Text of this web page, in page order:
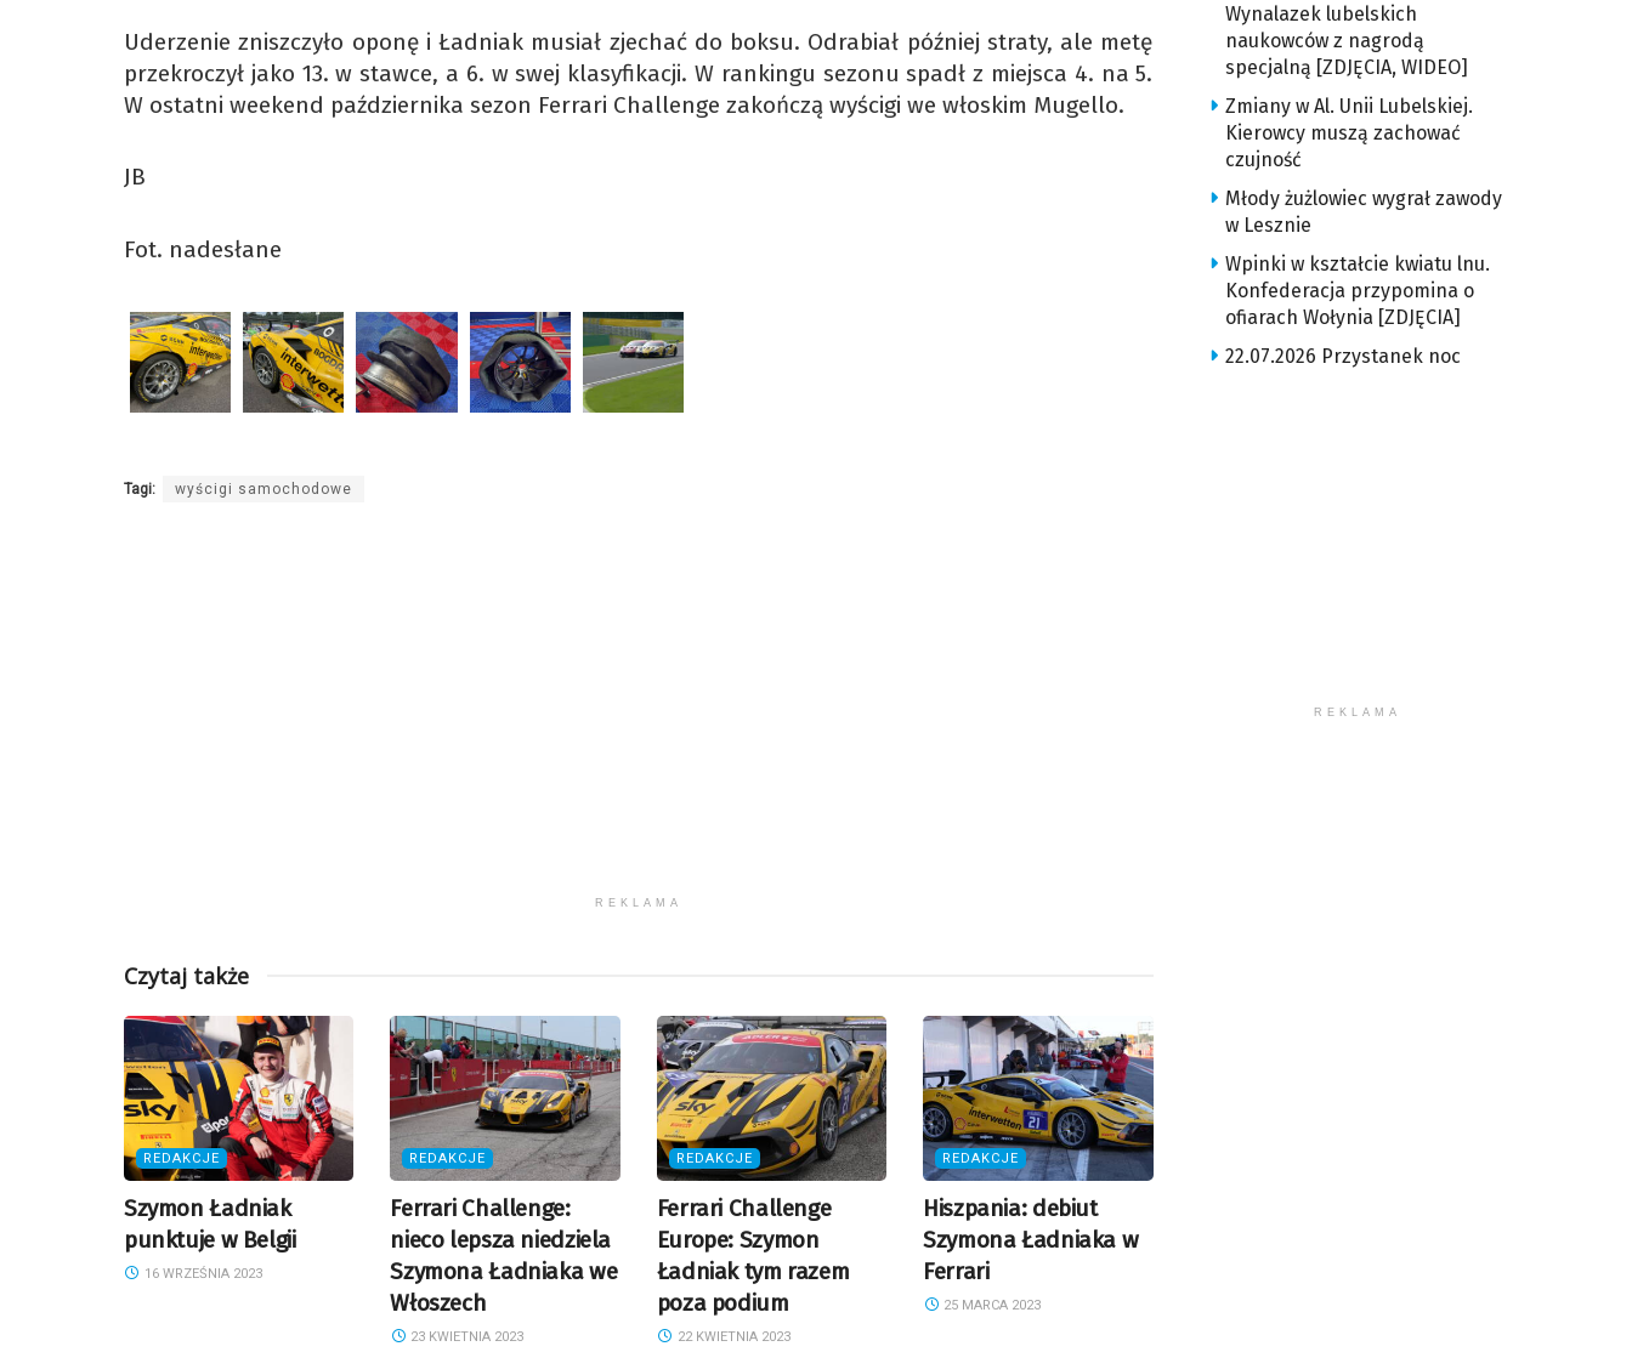
Uderzenie zniszczyło oponę i Ładniak musiał zjechać do boksu. Odrabiał później straty, ale metę
przekroczył jako 13. w stawce, a 6. w swej klasyfikacji. W rankingu sezonu spadł z miejsca 4. na 5.
W ostatni weekend października sezon Ferrari Challenge zakończą wyścigi we włoskim Mugello.
JB
Fot. nadesłane
Tagi: wyścigi samochodowe
REKLAMA
Czytaj także
REDAKCJE
Szymon Ładniak
punktuje w Belgii
16 WRZEŚNIA 2023
REDAKCJE
Ferrari Challenge:
nieco lepsza niedziela
Szymona Ładniaka we
Włoszech
23 KWIETNIA 2023
REDAKCJE
Ferrari Challenge
Europe: Szymon
Ładniak tym razem
poza podium
22 KWIETNIA 2023
REDAKCJE
Hiszpania: debiut
Szymona Ładniaka w
Ferrari
25 MARCA 2023
Wynalazek lubelskich
naukowców z nagrodą
specjalną [ZDJĘCIA, WIDEO]
Zmiany w Al. Unii Lubelskiej.
Kierowcy muszą zachować
czujność
Młody żużlowiec wygrał zawody
w Lesznie
Wpinki w kształcie kwiatu lnu.
Konfederacja przypomina o
ofiarach Wołynia [ZDJĘCIA]
22.07.2026 Przystanek noc
REKLAMA